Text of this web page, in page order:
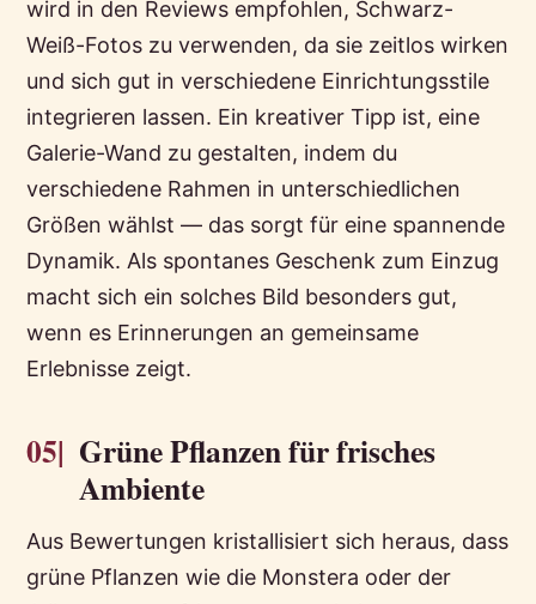
wird in den Reviews empfohlen, Schwarz-
Weiß-Fotos zu verwenden, da sie zeitlos wirken
und sich gut in verschiedene Einrichtungsstile
integrieren lassen. Ein kreativer Tipp ist, eine
Galerie-Wand zu gestalten, indem du
verschiedene Rahmen in unterschiedlichen
Größen wählst — das sorgt für eine spannende
Dynamik. Als spontanes Geschenk zum Einzug
macht sich ein solches Bild besonders gut,
wenn es Erinnerungen an gemeinsame
Erlebnisse zeigt.
05| Grüne Pflanzen für frisches
Ambiente
Aus Bewertungen kristallisiert sich heraus, dass
grüne Pflanzen wie die Monstera oder der